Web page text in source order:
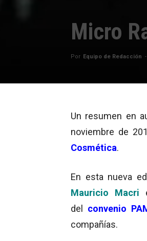
Micro
Por Equipo de Redacción -
Un resumen en
noviembre de
Cosmética.
En esta nueva
Mauricio Macri
del convenio
compañías.